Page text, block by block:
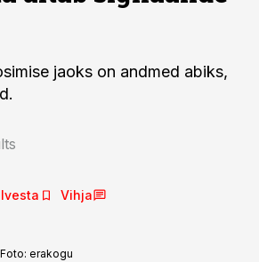
jaoks on andmed abiks,
Vihja
Foto: erakogu